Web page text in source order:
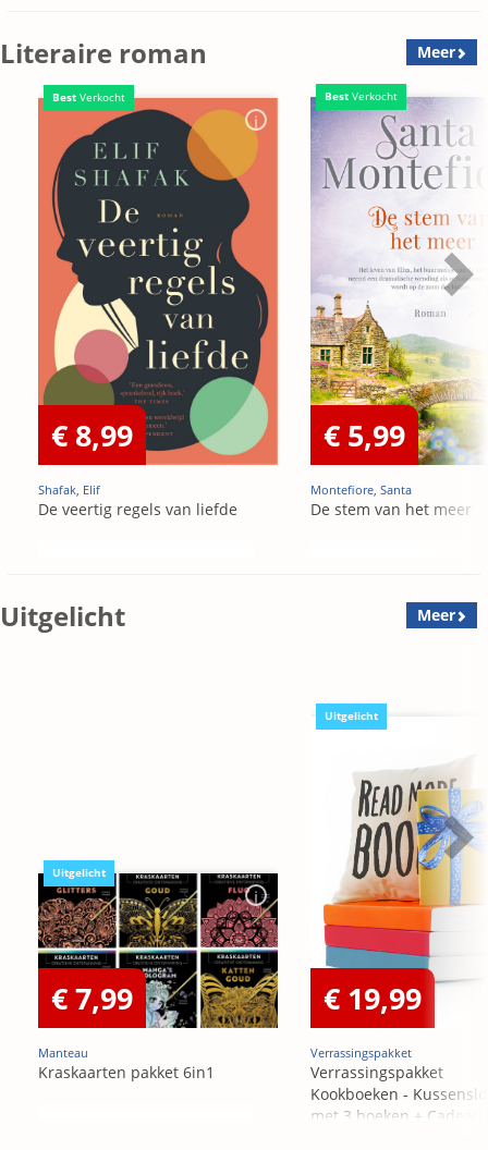
Literaire roman Meer
Best Verkocht
€ 8,99
Shafak, Elif
De veertig regels van liefde
Best Verkocht
€ 5,99
Montefiore, Santa
De stem van het meer
Uitgelicht Meer
Uitgelicht
€ 7,99
Manteau
Kraskaarten pakket 6in1
Uitgelicht
€ 19,99
Verrassingspakket
Verrassingspakket
Kookboeken -
met 3 boeken + Cadeau